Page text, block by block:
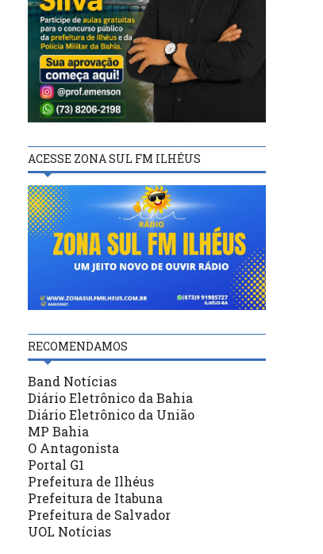
DESTAQUES
Em Ilhéus, obras do Hospital
Materno-Infantil alcançam
98% de avanço físico
DESTAQUES
diminuir número de
ACESSE ZONA SUL FM ILHÉUS
RECOMENDAMOS
Band Notícias
Diário Eletrônico da Bahia
Diário Eletrônico da União
MP Bahia
O Antagonista
Portal G1
Prefeitura de Ilhéus
Prefeitura de Itabuna
Prefeitura de Salvador
UOL Notícias